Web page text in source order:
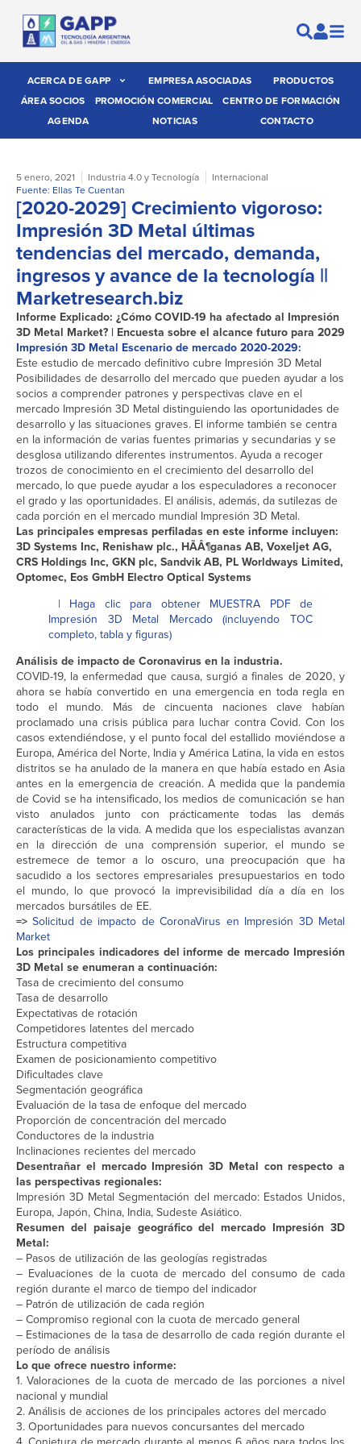
ACERCA DE GAPP EMPRESA ASOCIADAS
PRODUCTOS
ÁREA SOCIOS
PROMOCIÓN COMERCIAL
CENTRO DE FORMACIÓN
AGENDA
NOTICIAS CONTACTO
5 enero, 2021 Industria 4.0 y Tecnología
Internacional
Fuente: Ellas Te Cuentan
[2020-2029] Crecimiento vigoroso:
Impresión 3D Metal últimas
tendencias del mercado, demanda,
ingresos y avance de la tecnología ||
Marketresearch.biz
Informe Explicado: ¿Cómo COVID-19 ha afectado al Impresión
3D Metal Market? | Encuesta sobre el alcance futuro para 2029
Impresión 3D Metal Escenario de mercado 2020-2029:
Este estudio de mercado definitivo cubre Impresión 3D Metal
Posibilidades de desarrollo del mercado que pueden ayudar a los
socios a comprender patrones y perspectivas clave en el
mercado Impresión 3D Metal distinguiendo las oportunidades de
desarrollo y las situaciones graves. El informe también se centra
en la información de varias fuentes primarias y secundarias y se
desglosa utilizando diferentes instrumentos. Ayuda a recoger
trozos de conocimiento en el crecimiento del desarrollo del
mercado, lo que puede ayudar a los especuladores a reconocer
el grado y las oportunidades. El análisis, además, da sutilezas de
cada porción en el mercado mundial Impresión 3D Metal.
Las principales empresas perfiladas en este informe incluyen:
3D Systems Inc, Renishaw plc., HÃÂ¶ganas AB, Voxeljet AG,
CRS Holdings Inc, GKN plc, Sandvik AB, PL Worldways Limited,
Optomec, Eos GmbH Electro Optical Systems
| Haga clic para obtener MUESTRA PDF de
Impresión 3D Metal Mercado (incluyendo TOC
completo, tabla y figuras)
Análisis de impacto de Coronavirus en la industria.
COVID-19, la enfermedad que causa, surgió a finales de 2020, y
ahora se había convertido en una emergencia en toda regla en
todo el mundo. Más de cincuenta naciones clave habían
proclamado una crisis pública para luchar contra Covid. Con los
casos extendiéndose, y el punto focal del estallido moviéndose a
Europa, América del Norte, India y América Latina, la vida en estos
distritos se ha anulado de la manera en que había estado en Asia
antes en la emergencia de creación. A medida que la pandemia
de Covid se ha intensificado, los medios de comunicación se han
visto anulados junto con prácticamente todas las demás
características de la vida. A medida que los especialistas avanzan
en la dirección de una comprensión superior, el mundo se
estremece de temor a lo oscuro, una preocupación que ha
sacudido a los sectores empresariales presupuestarios en todo
el mundo, lo que provocó la imprevisibilidad día a día en los
mercados bursátiles de EE.
=>Solicitud de impacto de CoronaVirus en Impresión 3D Metal
Market
Los principales indicadores del informe de mercado Impresión
3D Metal se enumeran a continuación:
Tasa de crecimiento del consumo
Tasa de desarrollo
Expectativas de rotación
Competidores latentes del mercado
Estructura competitiva
Examen de posicionamiento competitivo
Dificultades clave
Segmentación geográfica
Evaluación de la tasa de enfoque del mercado
Proporción de concentración del mercado
Conductores de la industria
Inclinaciones recientes del mercado
Desentrañar el mercado Impresión 3D Metal con respecto a
las perspectivas regionales:
Impresión 3D Metal Segmentación del mercado: Estados Unidos,
Europa, Japón, China, India, Sudeste Asiático.
Resumen del paisaje geográfico del mercado Impresión 3D
Metal:
– Pasos de utilización de las geologías registradas
– Evaluaciones de la cuota de mercado del consumo de cada
región durante el marco de tiempo del indicador
– Patrón de utilización de cada región
– Compromiso regional con la cuota de mercado general
– Estimaciones de la tasa de desarrollo de cada región durante el
período de análisis
Lo que ofrece nuestro informe:
1. Valoraciones de la cuota de mercado de las porciones a nivel
nacional y mundial
2. Análisis de acciones de los principales actores del mercado
3. Oportunidades para nuevos concursantes del mercado